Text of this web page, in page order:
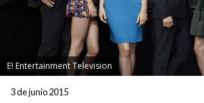
E! Entertainment Television
3 de junio 2015